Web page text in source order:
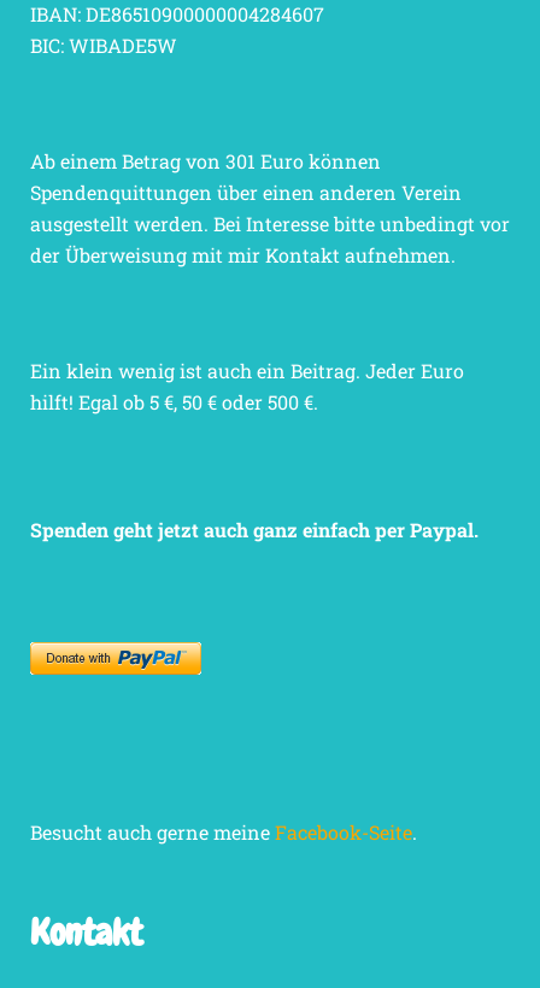
IBAN: DE86510900000004284607
BIC: WIBADE5W
Ab einem Betrag von 301 Euro können
Spendenquittungen über einen anderen Verein
ausgestellt werden. Bei Interesse bitte unbedingt vor
der Überweisung mit mir Kontakt aufnehmen.
Ein klein wenig ist auch ein Beitrag. Jeder Euro
hilft! Egal ob 5 €, 50 € oder 500 €.
Spenden geht jetzt auch ganz einfach per Paypal.
Besucht auch gerne meineFacebook-Seite.
Kontakt